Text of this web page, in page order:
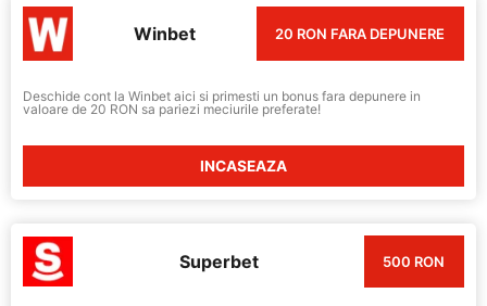
Winbet 20 RON FARA DEPUNERE
Deschide cont la Winbet aici si primesti un bonus fara depunere in
valoare de 20 RON sa pariezi meciurile preferate!
INCASEAZA
Superbet 500 RON